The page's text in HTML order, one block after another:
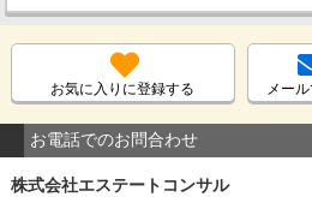
お気に入りに登録する メー
お電話でのお問合わせ
株式会社エステートコンサル